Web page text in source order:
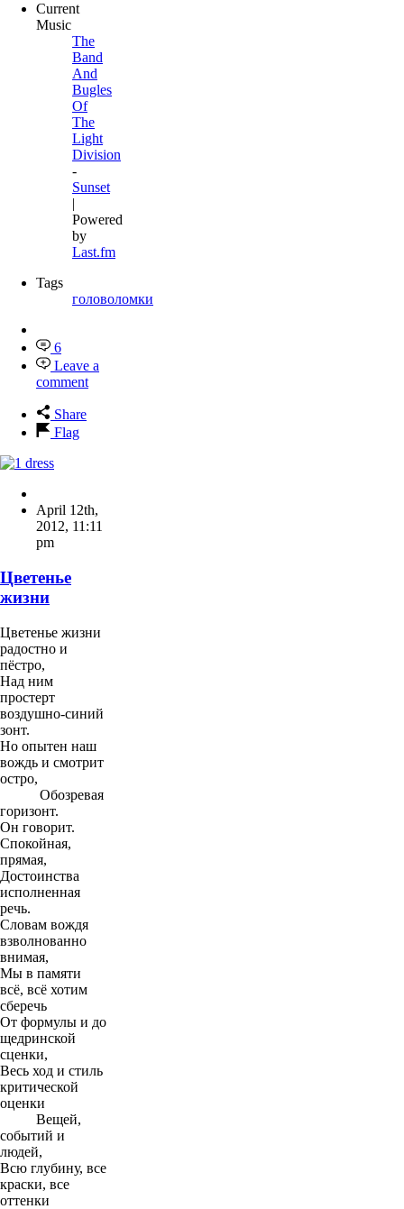
Current
Music
The
Band
And
Bugles
Of
The
Light
Division
-
Sunset
|
Powered
by
Last.fm
Tags
головоломки
6
Leave a
comment
Share
Flag
April 12th,
2012, 11:11
pm
Цветенье
жизни
Цветенье жизни
радостно и
пёстро,
Над ним
простерт
воздушно-синий
зонт.
Но опытен наш
вождь и смотрит
остро,
Обозревая
горизонт.
Он говорит.
Спокойная,
прямая,
Достоинства
исполненная
речь.
Словам вождя
взволнованно
внимая,
Мы в памяти
всё, всё хотим
сберечь
От формулы и до
щедринской
сценки,
Весь ход и стиль
критической
оценки
Вещей,
событий и
людей,
Всю глубину, все
краски, все
оттенки